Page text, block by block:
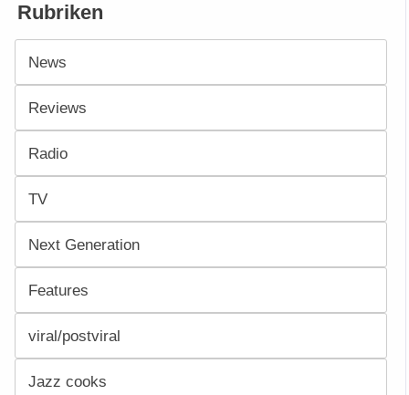
Rubriken
News
Reviews
Radio
TV
Next Generation
Features
viral/postviral
Jazz cooks